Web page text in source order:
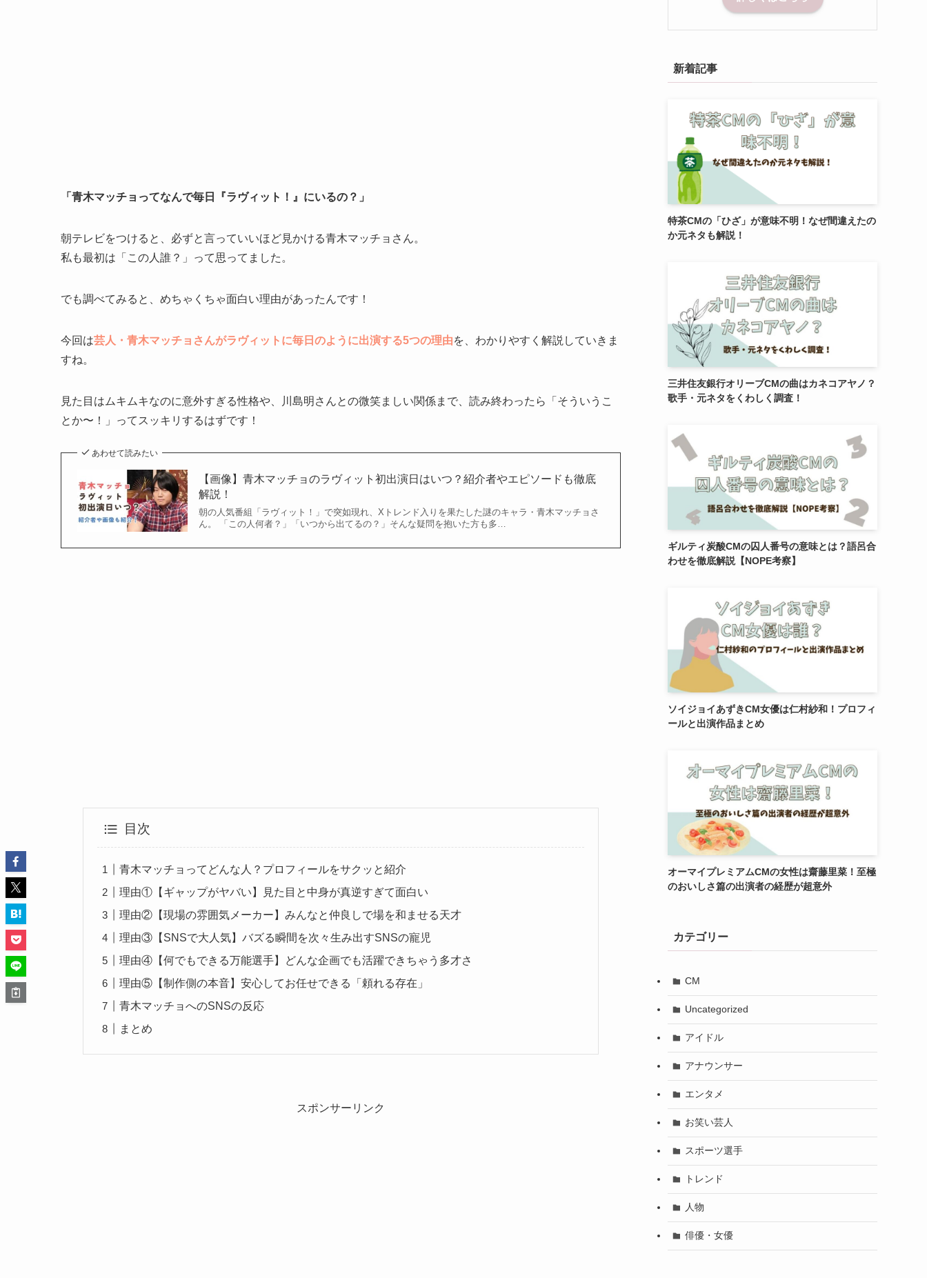
「青木マッチョってなんで毎日『ラヴィット！』にいるの？」
朝テレビをつけると、必ずと言っていいほど見かける青木マッチョさん。
私も最初は「この人誰？」って思ってました。
でも調べてみると、めちゃくちゃ面白い理由があったんです！
今回は芸人・青木マッチョさんがラヴィットに毎日のように出演する5つの理由を、わかりやすく解説していきま
すね。
見た目はムキムキなのに意外すぎる性格や、川島明さんとの微笑ましい関係まで、読み終わったら「そういうこ
とか〜！」ってスッキリするはずです！
あわせて読みたい
【画像】青木マッチョのラヴィット初出演日はいつ？紹介者やエピソードも徹底
解説！
朝の人気番組「ラヴィット！」で突如現れ、Xトレンド入りを果たした謎のキャラ・青木マッチョさ
ん。 「この人何者？」「いつから出てるの？」そんな疑問を抱いた方も多…
目次
青木マッチョってどんな人？プロフィールをサクッと紹介
理由①【ギャップがヤバい】見た目と中身が真逆すぎて面白い
理由②【現場の雰囲気メーカー】みんなと仲良しで場を和ませる天才
理由③【SNSで大人気】バズる瞬間を次々生み出すSNSの寵児
理由④【何でもできる万能選手】どんな企画でも活躍できちゃう多才さ
理由⑤【制作側の本音】安心してお任せできる「頼れる存在」
青木マッチョへのSNSの反応
まとめ
スポンサーリンク
新着記事
特茶CMの「ひざ」が意味不明！なぜ間違えたの
か元ネタも解説！
三井住友銀行オリーブCMの曲はカネコアヤノ？
歌手・元ネタをくわしく調査！
ギルティ炭酸CMの囚人番号の意味とは？語呂合
わせを徹底解説【NOPE考察】
ソイジョイあずきCM女優は仁村紗和！プロフィ
ールと出演作品まとめ
オーマイプレミアムCMの女性は齋藤里菜！至極
のおいしさ篇の出演者の経歴が超意外
カテゴリー
CM
Uncategorized
アイドル
アナウンサー
エンタメ
お笑い芸人
スポーツ選手
トレンド
人物
俳優・女優